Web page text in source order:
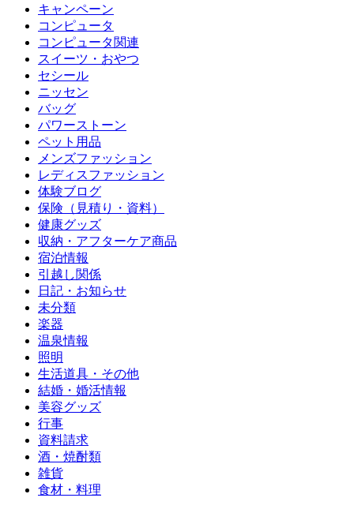
キャンペーン
コンピュータ
コンピュータ関連
スイーツ・おやつ
セシール
ニッセン
バッグ
パワーストーン
ペット用品
メンズファッション
レディスファッション
体験ブログ
保険（見積り・資料）
健康グッズ
収納・アフターケア商品
宿泊情報
引越し関係
日記・お知らせ
未分類
楽器
温泉情報
照明
生活道具・その他
結婚・婚活情報
美容グッズ
行事
資料請求
酒・焼酎類
雑貨
食材・料理